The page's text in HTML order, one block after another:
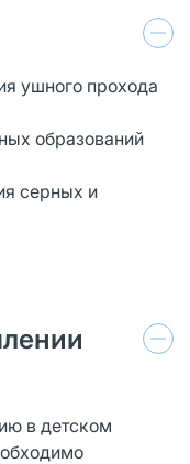
ушного прохода
образований
серных и
в детском